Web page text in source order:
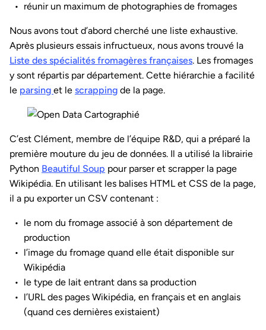
réunir un maximum de photographies de fromages
Nous avons tout d’abord cherché une liste exhaustive.
Après plusieurs essais infructueux, nous avons trouvé la
Liste des spécialités fromagères françaises. Les fromages
y sont répartis par département. Cette hiérarchie a facilité
le parsing et le scrapping de la page.
C’est Clément, membre de l’équipe R&D, qui a préparé la
première mouture du jeu de données. Il a utilisé la librairie
Python Beautiful Soup pour parser et scrapper la page
Wikipédia. En utilisant les balises HTML et CSS de la page,
il a pu exporter un CSV contenant :
le nom du fromage associé à son département de
production
l’image du fromage quand elle était disponible sur
Wikipédia
le type de lait entrant dans sa production
l’URL des pages Wikipédia, en français et en anglais
(quand ces dernières existaient)